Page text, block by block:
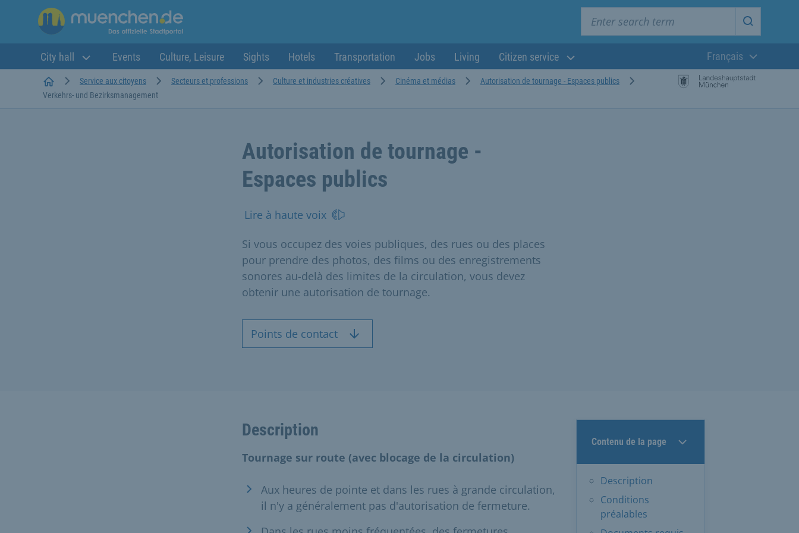
Start
City hall Events Culture, Leisure Sights Hotels Transportation Jobs Living Citizen service
Langue
Français
StartseiteService aux citoyens Secteurs et professions Culture et industries créatives Cinéma et médias
Autorisation de tournage - Espaces publics
Verkehrs- und Bezirksmanagement
Autorisation de tournage -
Espaces publics
Lire à haute voix
Si vous occupez des voies publiques, des rues ou des places
pour prendre des photos, des films ou des enregistrements
sonores au-delà des limites de la circulation, vous devez
obtenir une autorisation de tournage.
Points de contact
Contenu de la page
Description
Conditions
préalables
Description
Tournage sur route (avec blocage de la circulation)
Aux heures de pointe et dans les rues à grande circulation,
il n'y a généralement pas d'autorisation de fermeture.